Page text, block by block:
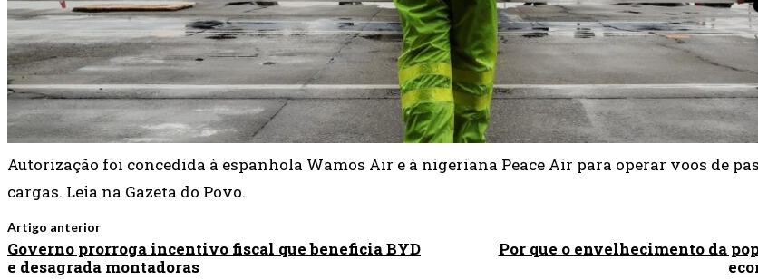
Autorização foi concedida à espanhola Wamos Air e à nigeriana Peace Air para operar voos de
cargas. Leia na Gazeta do Povo.
Artigo anterior
Governo prorroga incentivo fiscal que beneficia BYD
e desagrada montadoras
Por que o envelhecimento da